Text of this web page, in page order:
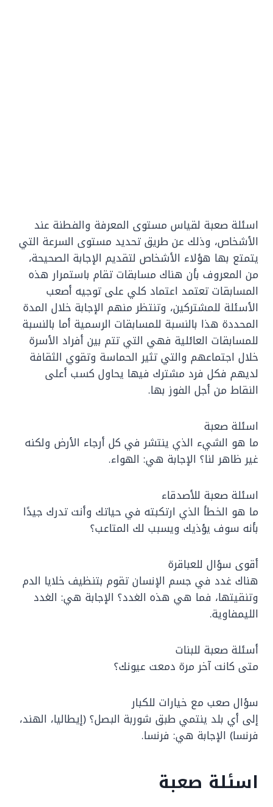
اسئلة صعبة لقياس مستوى المعرفة والفطنة عند
الأشخاص، وذلك عن طريق تحديد مستوى السرعة التي
يتمتع بها هؤلاء الأشخاص لتقديم الإجابة الصحيحة،
من المعروف بأن هناك مسابقات تقام باستمرار هذه
المسابقات تعتمد اعتماد كلي على توجيه أصعب
الأسئلة للمشتركين، وتنتظر منهم الإجابة خلال المدة
المحددة هذا بالنسبة للمسابقات الرسمية أما بالنسبة
للمسابقات العائلية فهي التي تتم بين أفراد الأسرة
خلال اجتماعهم والتي تثير الحماسة وتقوي الثقافة
لديهم فكل فرد مشترك فيها يحاول كسب أعلى
النقاط من أجل الفوز بها.
اسئلة صعبة
ما هو الشيء الذي ينتشر في كل أرجاء الأرض ولكنه
غير ظاهر لنا؟ الإجابة هي: الهواء.
اسئلة صعبة للأصدقاء
ما هو الخطأ الذي ارتكبته في حياتك وأنت تدرك جيدًا
بأنه سوف يؤذيك ويسبب لك المتاعب؟
أقوى سؤال للعباقرة
هناك غدد في جسم الإنسان تقوم بتنظيف خلايا الدم
وتنقيتها، فما هي هذه الغدد؟ الإجابة هي: الغدد
الليمفاوية.
أسئلة صعبة للبنات
متى كانت آخر مرة دمعت عيونك؟
سؤال صعب مع خيارات للكبار
إلى أي بلد ينتمي طبق شوربة البصل؟ (إيطاليا، الهند،
فرنسا) الإجابة هي: فرنسا.
اسئلة صعبة